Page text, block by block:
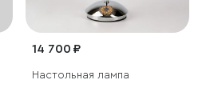
14 700 ₽
Настольная лампа